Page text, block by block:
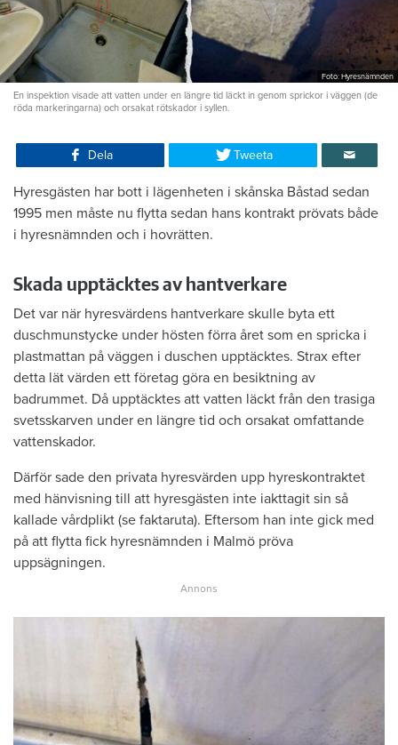
Foto: Hyresnämnden
En inspektion visade att vatten under en längre tid läckt in genom sprickor i väggen (de
röda markeringarna) och orsakat rötskador i syllen.
Dela Tweeta
Hyresgästen har bott i lägenheten i skånska Båstad sedan
1995 men måste nu flytta sedan hans kontrakt prövats både
i hyresnämnden och i hovrätten.
Skada upptäcktes av hantverkare
Det var när hyresvärdens hantverkare skulle byta ett
duschmunstycke under hösten förra året som en spricka i
plastmattan på väggen i duschen upptäcktes. Strax efter
detta lät värden ett företag göra en besiktning av
badrummet. Då upptäcktes att vatten läckt från den trasiga
svetsskarven under en längre tid och orsakat omfattande
vattenskador.
Därför sade den privata hyresvärden upp hyreskontraktet
med hänvisning till att hyresgästen inte iakttagit sin så
kallade vårdplikt (se faktaruta). Eftersom han inte gick med
på att flytta fick hyresnämnden i Malmö pröva
uppsägningen.